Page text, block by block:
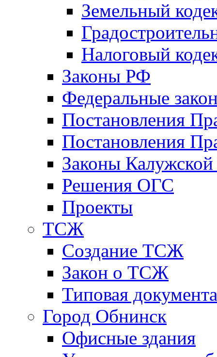
Земельный
Налоговый
Законы РФ
Федеральные
Постановления
Постановления
Законы Калужской
Решения ОГС
Проекты
ТСЖ
Создание ТСЖ
Закон о ТСЖ
Типовая
Город Обнинск
Офисные здания